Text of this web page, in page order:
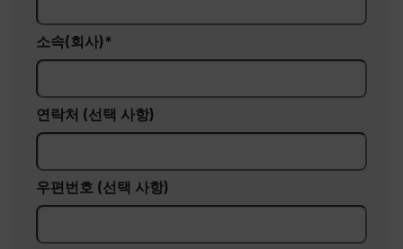
소속(회사)
연락처 (선택 사항)
우편번호 (선택 사항)
Strictly necessary cookies allow core website
functionality such as user login and account
management. The website cannot be used
Name
cart_products_oids